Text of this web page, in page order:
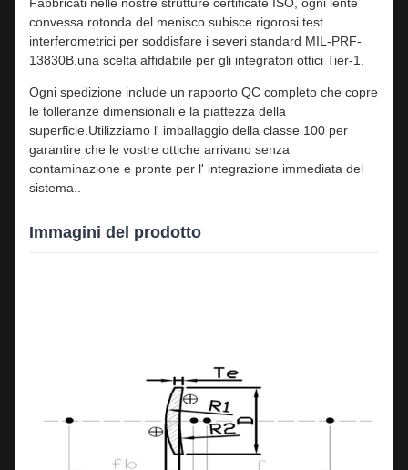
convessa rotonda del menisco subisce rigorosi test
interferometrici per soddisfare i severi standard MIL-PRF-
13830B,una scelta affidabile per gli integratori ottici Tier-1.
Ogni spedizione include un rapporto QC completo che copre
le tolleranze dimensionali e la piattezza della
superficie.Utilizziamo l' imballaggio della classe 100 per
garantire che le vostre ottiche arrivano senza
contaminazione e pronte per l' integrazione immediata del
sistema..
Immagini del prodotto